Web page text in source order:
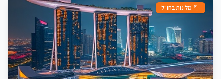
מלונות בחו"ל